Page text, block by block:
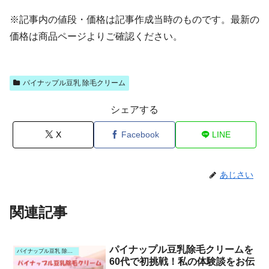
※記事内の値段・価格は記事作成当時のものです。最新の
価格は商品ページよりご確認ください。
パイナップル豆乳 除毛クリーム
シェアする
X Facebook LINE
あじさい
関連記事
パイナップル豆乳除毛クリームを
60代で初挑戦！私の体験談をお伝